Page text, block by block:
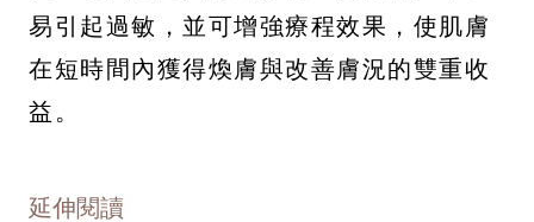
易引起過敏，並可增強療程效果，使肌膚
在短時間內獲得煥膚與改善膚況的雙重收
益。
延伸閱讀